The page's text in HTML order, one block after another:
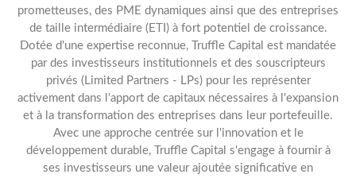
prometteuses, des PME dynamiques ainsi que des entreprises
de taille intermédiaire (ETI) à fort potentiel de croissance.
Dotée d'une expertise reconnue, Truffle Capital est mandatée
par des investisseurs institutionnels et des souscripteurs
privés (Limited Partners - LPs) pour les représenter
activement dans l'apport de capitaux nécessaires à l'expansion
et à la transformation des entreprises dans leur portefeuille.
Avec une approche centrée sur l'innovation et le
développement durable, Truffle Capital s'engage à fournir à
ses investisseurs une valeur ajoutée significative en